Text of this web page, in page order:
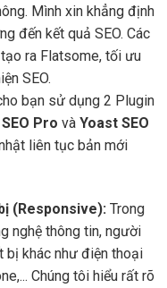
Mình xin khẳng định
đến kết quả SEO. Các
ra Flatsome, tối ưu
SEO.
bạn sử dụng 2 Plugin
Pro và Yoast SEO
liên tục bản mới
(Responsive): Trong
nghệ thông tin, người
bị khác như điện thoại
Chúng tôi hiểu rất rõ